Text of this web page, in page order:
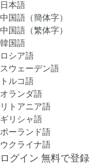
日本語
中国語（簡体字）
中国語（繁体字）
韓国語
ロシア語
スウェーデン語
トルコ語
オランダ語
リトアニア語
ギリシャ語
ポーランド語
ウクライナ語
ログイン 無料で登録